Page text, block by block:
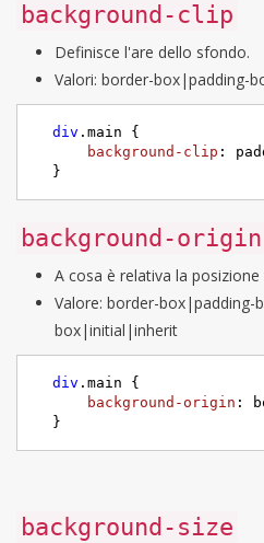
background-clip
Definisce l'are dello sfondo.
Valori: border-
div .main {
background-clip :
}
background-origin
A cosa è relativa la
Valore: border-
box|initial|inherit
div .main {
background-origin :
}
background-size